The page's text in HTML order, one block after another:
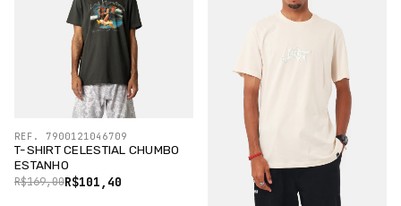
T-SHIRT CELESTIAL CHUMBO
ESTANHO
R$101,40
R$169,00
REF. 7900121046709